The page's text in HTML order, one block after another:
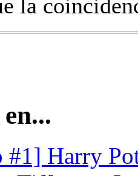
la
Harry